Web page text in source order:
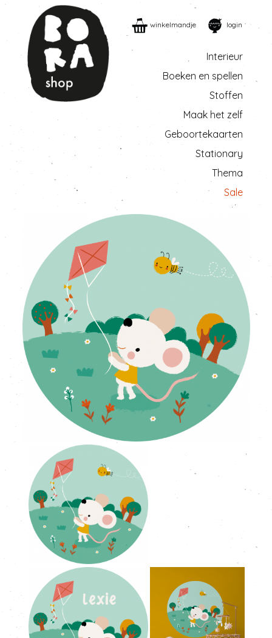
winkelmandje login
Interieur
Boeken en spellen
Stoffen
Maak het zelf
Geboortekaarten
Stationary
Thema
Sale